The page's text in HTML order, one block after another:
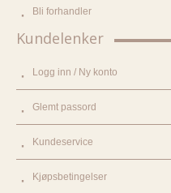
Bli forhandler
Kundelenker
Logg inn / Ny konto
Glemt passord
Kundeservice
Kjøpsbetingelser